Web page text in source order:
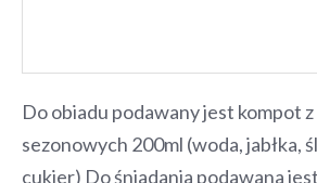
Do obiadu podawany jest kompot
sezonowych 200ml (woda, jabłka,
cukier) Do śniadania podawana